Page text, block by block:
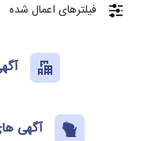
فیلترهای اعمال شده
آگهی